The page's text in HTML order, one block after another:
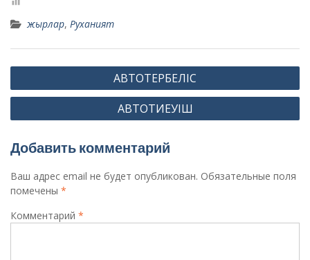
жырлар, Руханият
Навигация
по
АВТОТЕРБЕЛIС
АВТОТИЕУIШ
Добавить комментарий
Ваш адрес email не будет опубликован. Обязательные поля
помечены *
Комментарий *